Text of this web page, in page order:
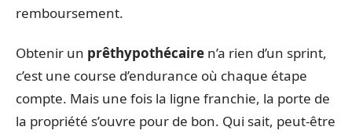
remboursement.
Obtenir un prêthypothécaire n’a rien d’un sprint,
c’est une course d’endurance où chaque étape
compte. Mais une fois la ligne franchie, la porte de
la propriété s’ouvre pour de bon. Qui sait, peut-être